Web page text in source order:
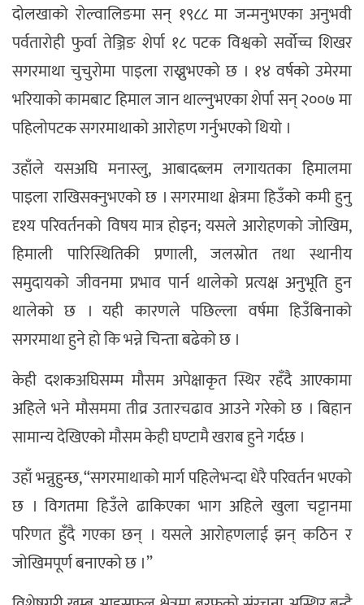
दोलखाको रोल्वालिङमा सन् १९८८ मा जन्मनुभएका अनुभवी
पर्वतारोही फुर्वा तेञ्जिङ शेर्पा १८ पटक विश्वको सर्वोच्च शिखर
सगरमाथा चुचुरोमा पाइला राख्नुभएको छ । १४ वर्षको उमेरमा
भरियाको कामबाट हिमाल जान थाल्नुभएका शेर्पा सन् २००७ मा
पहिलोपटक सगरमाथाको आरोहण गर्नुभएको थियो ।
उहाँले यसअघि मनास्लु, आबादब्लम लगायतका हिमालमा
पाइला राखिसक्नुभएको छ । सगरमाथा क्षेत्रमा हिउँको कमी हुनु
दृश्य परिवर्तनको विषय मात्र होइन; यसले आरोहणको जोखिम,
हिमाली पारिस्थितिकी प्रणाली, जलस्रोत तथा स्थानीय
समुदायको जीवनमा प्रभाव पार्न थालेको प्रत्यक्ष अनुभूति हुन
थालेको छ । यही कारणले पछिल्ला वर्षमा हिउँबिनाको
सगरमाथा हुने हो कि भन्ने चिन्ता बढेको छ ।
केही दशकअघिसम्म मौसम अपेक्षाकृत स्थिर रहँदै आएकामा
अहिले भने मौसममा तीव्र उतारचढाव आउने गरेको छ । बिहान
सामान्य देखिएको मौसम केही घण्टामै खराब हुने गर्दछ ।
उहाँ भन्नुहुन्छ, “सगरमाथाको मार्ग पहिलेभन्दा धेरै परिवर्तन भएको
छ । विगतमा हिउँले ढाकिएका भाग अहिले खुला चट्टानमा
परिणत हुँदै गएका छन् । यसले आरोहणलाई झन् कठिन र
जोखिमपूर्ण बनाएको छ ।”